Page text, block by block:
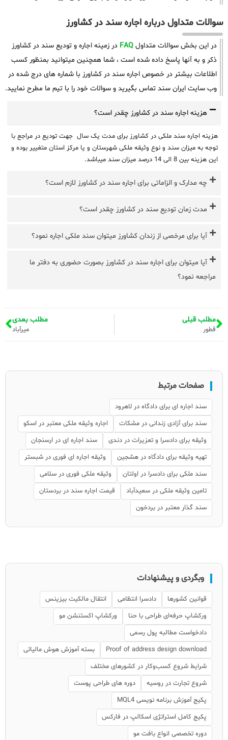
سوالات متداول درباره اجاره سند در کشاورز
در این بخش سوالات متداول FAQ در زمینه اجاره و تودیع سند در کشاورز
ذکر و به آنها پاسخ داده شده است ، شما همچنین میتوانید بمنظور کسب
اطلاعات بیشتر در خصوص اجاره سند در کشاورز با شماره های درج شده در
وب سایت ایران سند تماس بگیرید و سوالات خود را با تیم ما مطرح نمایید.
هزینه اجاره سند در کشاورز چقدر است؟
هزینه اجاره سند ملکی در کشاورز برای مدت یک سال جهت تودیع در مراجع با
توجه به میزان سند و نوع وثیقه ملکی شهرستان و یا مرکز استان متغییر بوده و
این هزینه بین 8 الی 14 درصد میزان سند میباشد.
چه مدارک و الزاماتی برای اجاره سند در کشاورز لازم است؟
مدت زمان تودیع سند در کشاورز چقدر است؟
آیا برای مرخصی از زندان کشاورز میتوان سند ملکی اجاره نمود؟
آیا میتوان برای اجاره سند در کشاورز بصورت حضوری به دفتر ما
مراجعه نمود؟
مطلب قبلی
قطور
مطلب بعدی
میرآباد
صفحات مرتبط
سند اجاره ای برای دادگاه در لاهرود
سند برای آزادی زندانی در مشکات
اجاره وثیقه ملکی معتبر در اسکو
وثیقه برای دادسرا و تعزیرات در دندی
سند اجاره ای در ارسنجان
تهیه وثیقه برای دادگاه در هشجین
وثیقه اجاره ای فوری در شبستر
سند ملکی برای دادسرا در اولتان
وثیقه ملکی فوری در سلامی
تامین وثیقه ملکی در سعیدآباد
قیمت اجاره سند در بردستان
سند گذار معتبر در بردخون
وبگردی و پیشنهادات
قوانین کشورها دادسرا انتظامی
انتقال مالکیت بیزینس
ورکشاپ حرفه‌ای طراحی با حنا
ورکشاپ اکستنشن مو
دادخواست مطالبه پول رسمی
Proof of address design download
بسته آموزش هوش مالیاتی
شرایط شروع کسب‌وکار در کشورهای مختلف
شروع تجارت در روسیه
دوره های طراحی پوست
پکیج آموزش برنامه نویسی MQL4
پکیج کامل استراتژی اسکالپ در فارکس
دوره تخصصی انواع بافت مو